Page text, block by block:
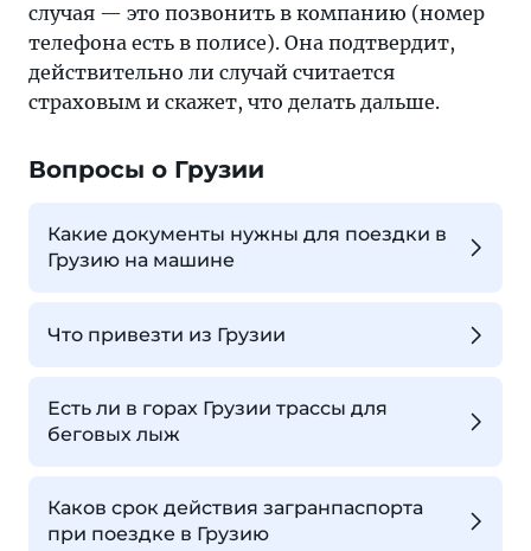
случая — это позвонить в компанию (номер
телефона есть в полисе). Она подтвердит,
действительно ли случай считается
страховым и скажет, что делать дальше.
Вопросы о Грузии
Какие документы нужны для поездки в
Грузию на машине
Что привезти из Грузии
Есть ли в горах Грузии трассы для
беговых лыж
Каков срок действия загранпаспорта
при поездке в Грузию